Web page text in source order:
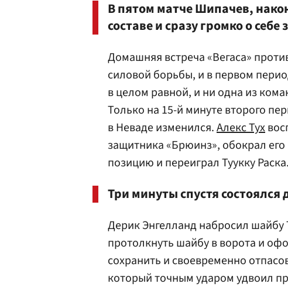
В пятом матче Шипачев,
составе и сразу громко о себе
Домашняя встреча «Вегаса»
силовой борьбы, и в первом
в целом равной, и ни одна из
Только на 15-й минуте второго
в Неваде изменился.Алекс Тух
защитника «Брюинз», обокрал
позицию и переиграл Туукку Раска.
Три минуты спустя
Дерик Энгелланд набросил шайбу
протолкнуть шайбу в ворота и
сохранить и своевременно
который точным ударом удвоил